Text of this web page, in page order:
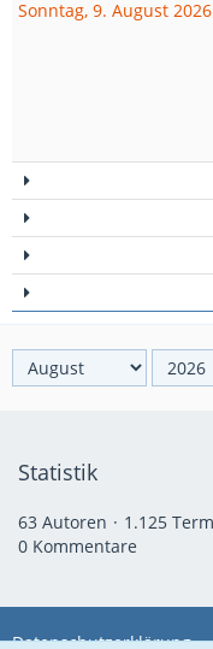
Sonntag, 9. August 2026
Statistik
63 Autoren
1.125
0 Kommentare
Datenschutzerklärung